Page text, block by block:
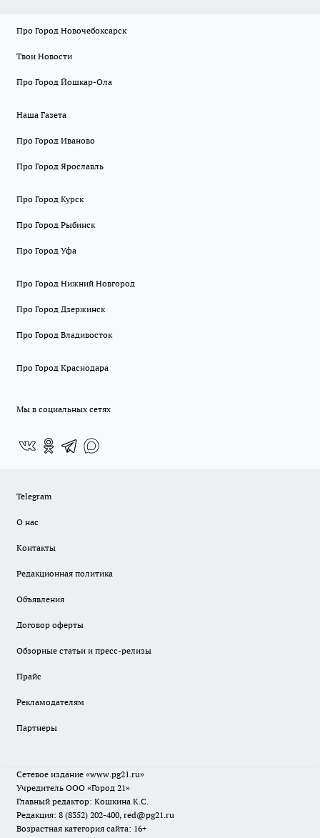
Про Город Новочебоксарск
Твои Новости
Про Город Йошкар-Ола
Наша Газета
Про Город Иваново
Про Город Ярославль
Про Город Курск
Про Город Рыбинск
Про Город Уфа
Про Город Нижний Новгород
Про Город Дзержинск
Про Город Владивосток
Про Город Краснодара
Мы в социальных сетях
Telegram
О нас
Контакты
Редакционная политика
Объявления
Договор оферты
Обзорные статьи и пресс-релизы
Прайс
Рекламодателям
Партнеры
Сетевое издание «www.pg21.ru»
Учредитель ООО «Город 21»
Главный редактор: Кошкина К.С.
Редакция: 8 (8352) 202-400, red@pg21.ru
Возрастная категория сайта: 16+